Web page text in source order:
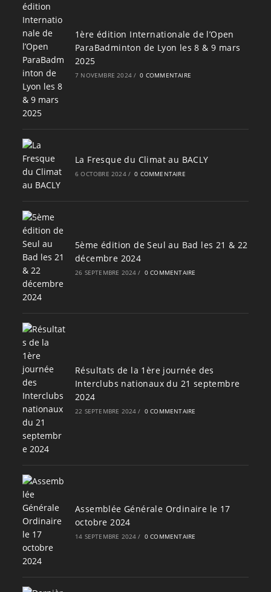
1ère édition Internationale de l’Open
ParaBadminton de Lyon les 8 & 9 mars
2025
7 NOVEMBRE 2024 / 0 COMMENTAIRE
La Fresque du Climat au BACLY
6 OCTOBRE 2024 / 0 COMMENTAIRE
5ème édition de Seul au Bad les 21 & 22
décembre 2024
26 SEPTEMBRE 2024 / 0 COMMENTAIRE
Résultats de la 1ère journée des
Interclubs nationaux du 21 septembre
2024
22 SEPTEMBRE 2024 / 0 COMMENTAIRE
Assemblée Générale Ordinaire le 17
octobre 2024
14 SEPTEMBRE 2024 / 0 COMMENTAIRE